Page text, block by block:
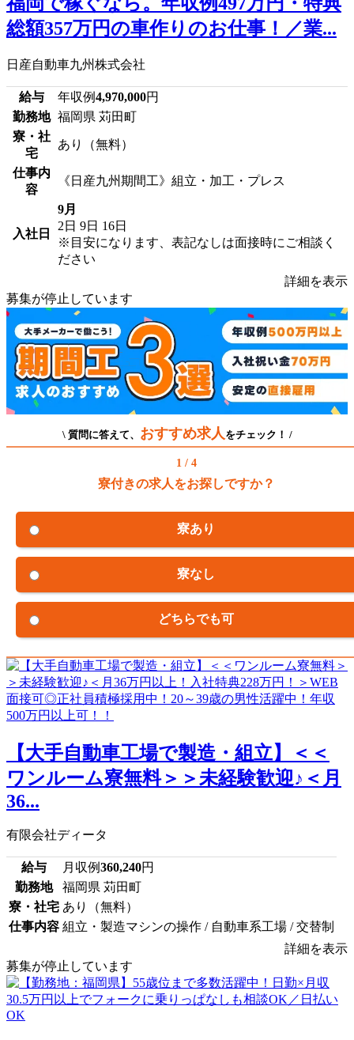
総額357万円の車作りのお仕事！／業...
日産自動車九州株式会社
給与 年収例4,970,000円
勤務地 福岡県 苅田町
寮・社
宅
あり（無料）
仕事内
容
《日産九州期間工》組立・加工・プレス
入社日
9月
2日 9日 16日
※目安になります、表記なしは面接時にご相談く
ださい
詳細を表示
募集が停止しています
\ 質問に答えて、 おすすめ求人 をチェック！ /
1 / 4
寮付きの求人をお探しですか？
寮あり
寮なし
どちらでも可
【大手自動車工場で製造・組立】＜＜
ワンルーム寮無料＞＞未経験歓迎♪＜月
36...
有限会社ディータ
給与 月収例360,240円
勤務地
福岡県 苅田町
寮・社宅 あり（無料）
仕事内容 組立・製造マシンの操作 / 自動車系工場 / 交替制
詳細を表示
募集が停止しています